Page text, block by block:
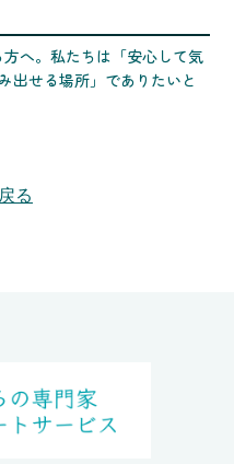
へ。私たちは「安心して気
出せる場所」でありたいと
る